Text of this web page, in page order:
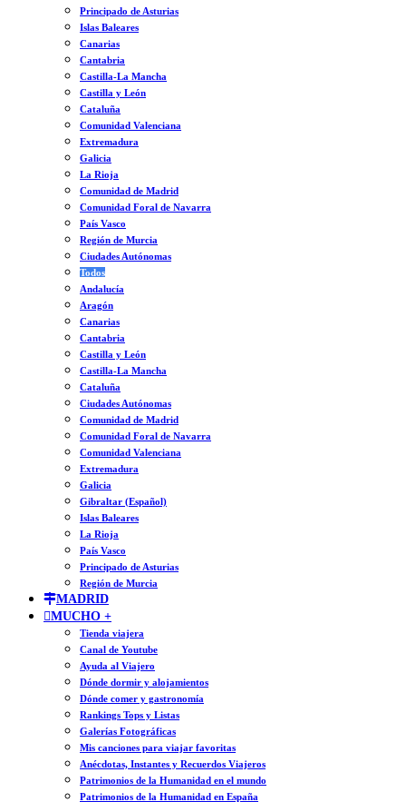
Principado de Asturias
Islas Baleares
Canarias
Cantabria
Castilla-La Mancha
Castilla y León
Cataluña
Comunidad Valenciana
Extremadura
Galicia
La Rioja
Comunidad de Madrid
Comunidad Foral de Navarra
País Vasco
Región de Murcia
Ciudades Autónomas
Todos
Andalucía
Aragón
Canarias
Cantabria
Castilla y León
Castilla-La Mancha
Cataluña
Ciudades Autónomas
Comunidad de Madrid
Comunidad Foral de Navarra
Comunidad Valenciana
Extremadura
Galicia
Gibraltar (Español)
Islas Baleares
La Rioja
País Vasco
Principado de Asturias
Región de Murcia
MADRID
MUCHO +
Tienda viajera
Canal de Youtube
Ayuda al Viajero
Dónde dormir y alojamientos
Dónde comer y gastronomía
Rankings Tops y Listas
Galerías Fotográficas
Mis canciones para viajar favoritas
Anécdotas, Instantes y Recuerdos Viajeros
Patrimonios de la Humanidad en el mundo
Patrimonios de la Humanidad en España